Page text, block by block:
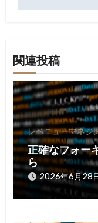
ビ
ー
シ
ョ
ン
関連投稿
レベニューマネジ
正確なフォー
ら
2026年6月28